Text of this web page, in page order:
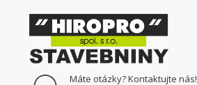
Máte otázky? Kontaktujte nás!